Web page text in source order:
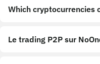
Which cryptocurrencies
Le trading P2P sur